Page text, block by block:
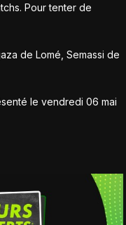
Pour tenter de
de Lomé, Semassi de
le vendredi 06 mai